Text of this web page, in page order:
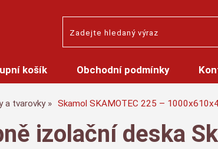
košík Obchodní podmínky
a tvarovky Skamol SKAMOTEC 225 –
izolační deska